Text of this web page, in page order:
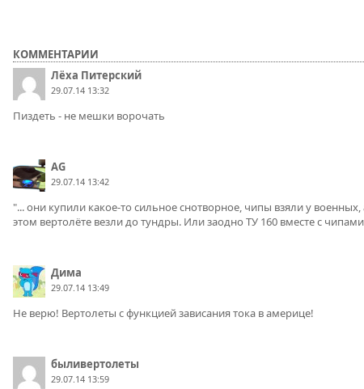
КОММЕНТАРИИ
Лёха Питерский
29.07.14 13:32
Пиздеть - не мешки ворочать
AG
29.07.14 13:42
"... они купили какое-то сильное снотворное, чипы взяли у
этом вертолёте везли до тундры. Или заодно ТУ 160 вместе с
Дима
29.07.14 13:49
Не верю! Вертолеты с функцией зависания тока в америце!
быливертолеты
29.07.14 13:59